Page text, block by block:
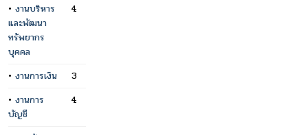
• งานบริหาร
และพัฒนา
ทรัพยากร
บุคคล
4
• งานการเงิน
3
• งานการ
บัญชี
4